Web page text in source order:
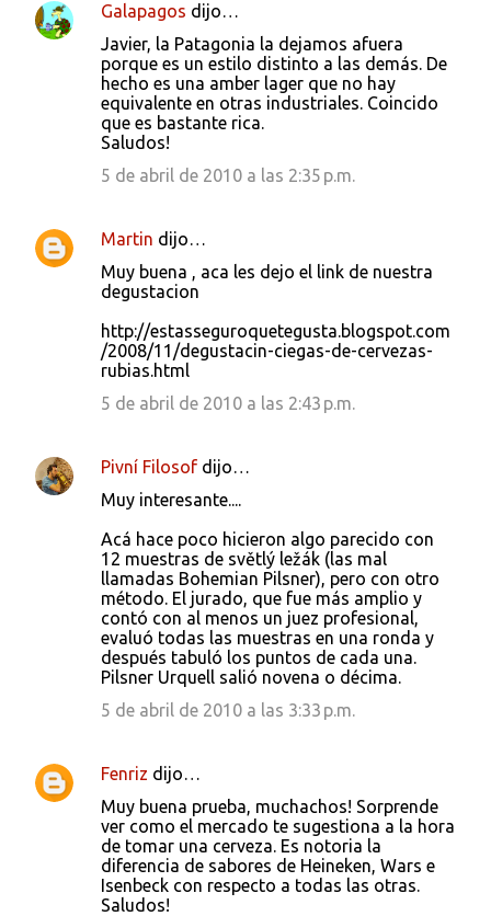
Galapagos dijo…
Javier, la Patagonia la dejamos afuera
porque es un estilo distinto a las demás. De
hecho es una amber lager que no hay
equivalente en otras industriales. Coincido
que es bastante rica.
Saludos!
5 de abril de 2010 a las 2:35 p.m.
Martin dijo…
Muy buena , aca les dejo el link de nuestra
degustacion
http://estasseguroquetegusta.blogspot.com
/2008/11/degustacin-ciegas-de-cervezas-
rubias.html
5 de abril de 2010 a las 2:43 p.m.
Pivní Filosof dijo…
Muy interesante....
Acá hace poco hicieron algo parecido con
12 muestras de světlý ležák (las mal
llamadas Bohemian Pilsner), pero con otro
método. El jurado, que fue más amplio y
contó con al menos un juez profesional,
evaluó todas las muestras en una ronda y
después tabuló los puntos de cada una.
Pilsner Urquell salió novena o décima.
5 de abril de 2010 a las 3:33 p.m.
Fenriz dijo…
Muy buena prueba, muchachos! Sorprende
ver como el mercado te sugestiona a la hora
de tomar una cerveza. Es notoria la
diferencia de sabores de Heineken, Wars e
Isenbeck con respecto a todas las otras.
Saludos!